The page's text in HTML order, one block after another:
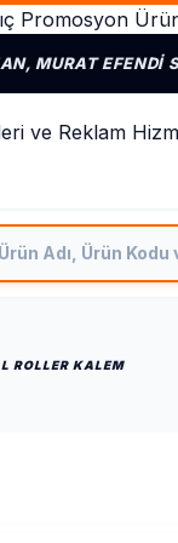
Promosyon
MURAT
Adı, Ürün Kodu
ROLLER KALEM